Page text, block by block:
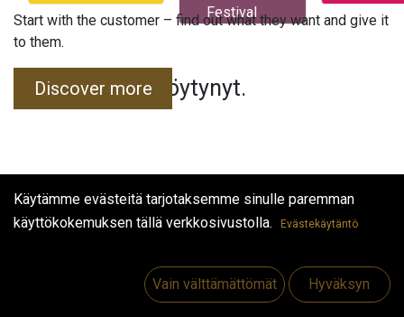
Festival
Tapahtumia ei löytynyt.
Hyödyllisiä linkkejä
Start with the customer – find out what they want and give it
to them.
Discover more
Käytämme evästeitä tarjotaksemme sinulle paremman
käyttökokemuksen tällä verkkosivustolla.
Evästekäytäntö
Vain välttämättömät Hyväksyn